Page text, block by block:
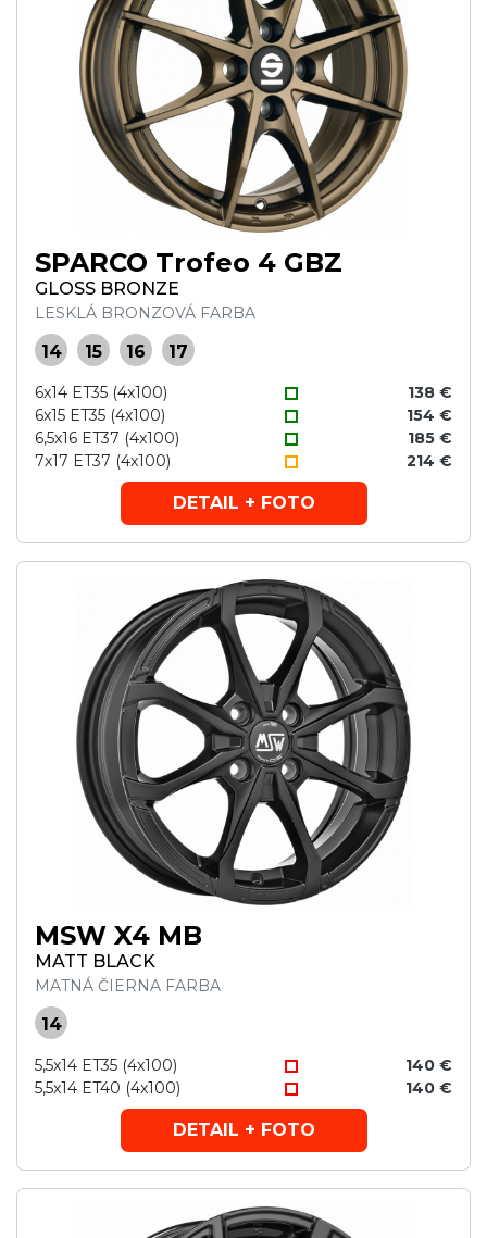
SPARCO Trofeo 4 GBZ
GLOSS BRONZE
LESKLÁ BRONZOVÁ FARBA
14 15 16 17
6x14 ET35 (4x100)
138 €
6x15 ET35 (4x100)
154 €
6,5x16 ET37 (4x100)
185 €
7x17 ET37 (4x100)
214 €
DETAIL + FOTO
MSW X4 MB
MATT BLACK
MATNÁ ČIERNA FARBA
14
5,5x14 ET35 (4x100)
140 €
5,5x14 ET40 (4x100)
140 €
DETAIL + FOTO